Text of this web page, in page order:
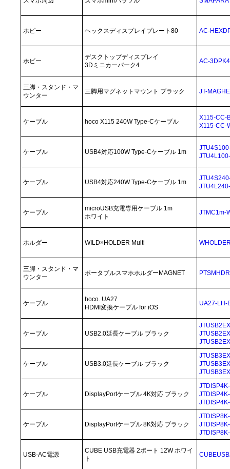
ホビー ヘックスディスプレイプレート80 AC-
ホビー
デスクトップディスプレイ
3Dミニカーパーク4
AC-
三脚・スタンド・マ
ウンター
三脚用マグネットマウント ブラック JT-
ケーブル hoco X115 240W Type-Cケーブル
X115-CC-
X115-CC-
ケーブル USB4対応100W Type-Cケーブル 1m
ケーブル USB4対応240W Type-Cケーブル 1m
ケーブル
microUSB充電専用ケーブル 1m
ホワイト
JTMC1m-
ホルダー WILD×HOLDER Multi
三脚・スタンド・マ
ウンター
ポータブルスマホホルダーMAGNET
ケーブル
hoco. UA27
HDMI変換ケーブル for iOS
UA27-LH-
ケーブル USB2.0延長ケーブル ブラック
ケーブル USB3.0延長ケーブル ブラック
ケーブル DisplayPortケーブル 4K対応 ブラック
ケーブル DisplayPortケーブル 8K対応 ブラック
USB-AC電源
CUBE USB充電器 2ポート 12W ホワイ
ト